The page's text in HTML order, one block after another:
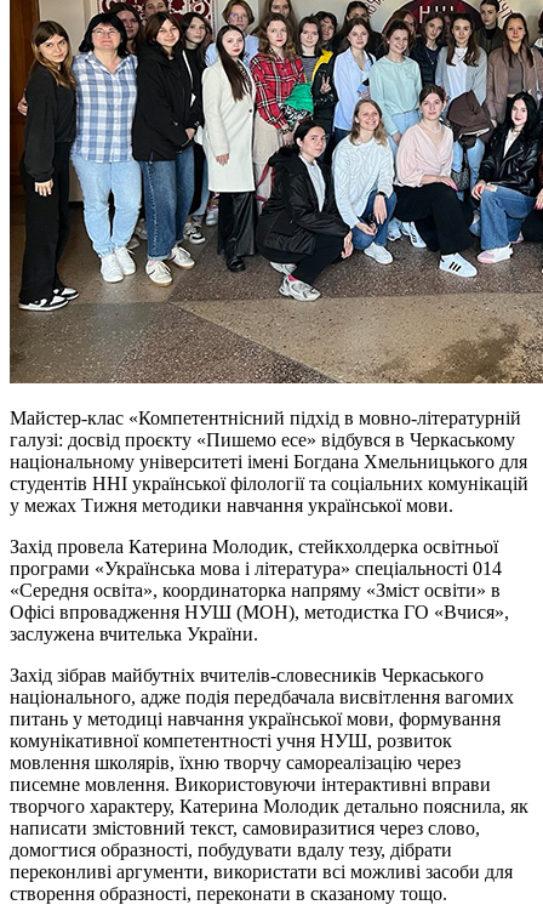
Майстер-клас «Компетентнісний підхід в мовно-літературній
галузі: досвід проєкту «Пишемо есе» відбувся в Черкаському
національному університеті імені Богдана Хмельницького для
студентів ННІ української філології та соціальних комунікацій
у межах Тижня методики навчання української мови.
Захід провела Катерина Молодик, стейкхолдерка освітньої
програми «Українська мова і література» спеціальності 014
«Середня освіта», координаторка напряму «Зміст освіти» в
Офісі впровадження НУШ (МОН), методистка ГО «Вчися»,
заслужена вчителька України.
Захід зібрав майбутніх вчителів-словесників Черкаського
національного, адже подія передбачала висвітлення вагомих
питань у методиці навчання української мови, формування
комунікативної компетентності учня НУШ, розвиток
мовлення школярів, їхню творчу самореалізацію через
писемне мовлення. Використовуючи інтерактивні вправи
творчого характеру, Катерина Молодик детально пояснила, як
написати змістовний текст, самовиразитися через слово,
домогтися образності, побудувати вдалу тезу, дібрати
переконливі аргументи, використати всі можливі засоби для
створення образності, переконати в сказаному тощо.